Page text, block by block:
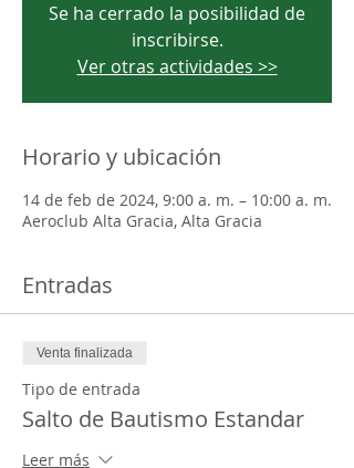
Se ha cerrado la posibilidad de
inscribirse.
Ver otras actividades >>
Horario y ubicación
14 de feb de 2024, 9:00 a. m. – 10:00 a. m.
Aeroclub Alta Gracia, Alta Gracia
Entradas
Venta finalizada
Tipo de entrada
Salto de Bautismo Estandar
Leer más